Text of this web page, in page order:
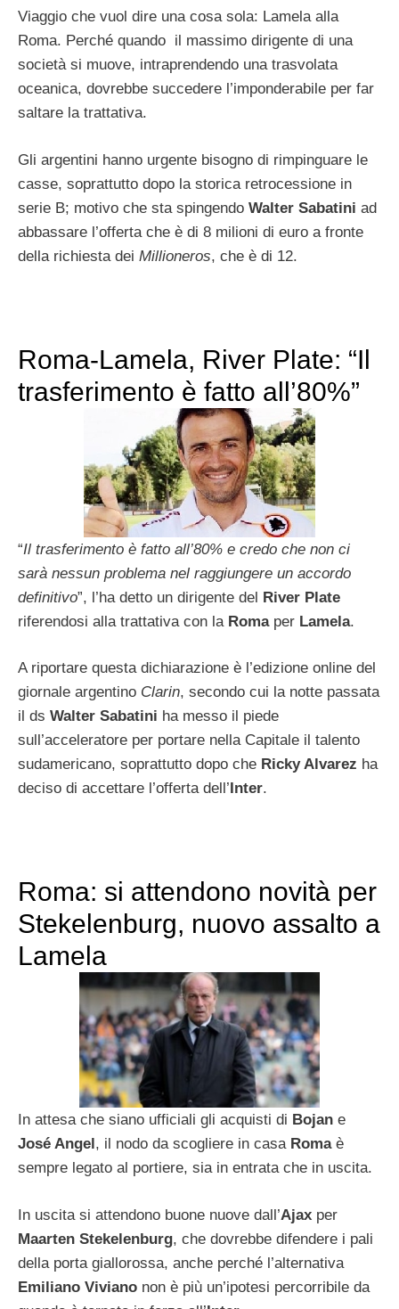
Viaggio che vuol dire una cosa sola: Lamela alla
Roma. Perché quando il massimo dirigente di una
società si muove, intraprendendo una trasvolata
oceanica, dovrebbe succedere l’imponderabile per far
saltare la trattativa.
Gli argentini hanno urgente bisogno di rimpinguare le
casse, soprattutto dopo la storica retrocessione in
serie B; motivo che sta spingendo Walter Sabatini ad
abbassare l’offerta che è di 8 milioni di euro a fronte
della richiesta dei Millioneros, che è di 12.
Roma-Lamela, River Plate: “Il
trasferimento è fatto all’80%”
“Il trasferimento è fatto all’80% e credo che non ci
sarà nessun problema nel raggiungere un accordo
definitivo”, l’ha detto un dirigente del River Plate
riferendosi alla trattativa con la Roma per Lamela.
A riportare questa dichiarazione è l’edizione online del
giornale argentino Clarin, secondo cui la notte passata
il ds Walter Sabatini ha messo il piede
sull’acceleratore per portare nella Capitale il talento
sudamericano, soprattutto dopo che Ricky Alvarez ha
deciso di accettare l’offerta dell’ Inter.
Roma: si attendono novità per
Stekelenburg, nuovo assalto a
Lamela
In attesa che siano ufficiali gli acquisti di Bojan e
José Angel , il nodo da scogliere in casa Roma è
sempre legato al portiere, sia in entrata che in uscita.
In uscita si attendono buone nuove dall’Ajax per
Maarten Stekelenburg, che dovrebbe difendere i pali
della porta giallorossa, anche perché l’alternativa
Emiliano Viviano non è più un’ipotesi percorribile da